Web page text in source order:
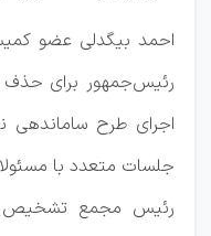
احمد بیگدلی عضو
رئیس‌جمهور برای
اجرای طرح ساماندهی
جلسات متعدد با
رئیس مجمع تشخیص